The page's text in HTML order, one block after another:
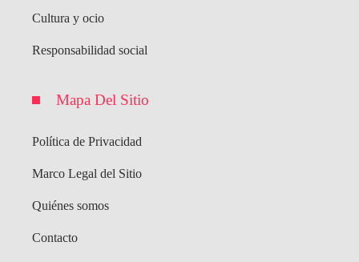
Cultura y ocio
Responsabilidad social
Mapa Del Sitio
Política de Privacidad
Marco Legal del Sitio
Quiénes somos
Contacto